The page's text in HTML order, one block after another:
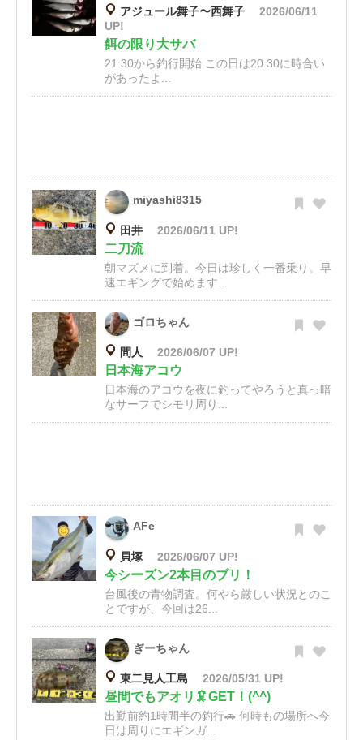
アジュール舞子〜西舞子
2026/06/11
UP!
餌の限り大サバ
21:30から釣行開始 この日は20:30に時合い
があったよ...
miyashi8315
田井 2026/06/11 UP!
二刀流
朝マズメに到着。今日は珍しく一番乗り。早
速エギングで始めます...
ゴロちゃん
間人 2026/06/07 UP!
日本海アコウ
日本海のアコウを夜に釣ってやろうと真っ暗
なサーフでシモリ周り...
AFe
貝塚 2026/06/07 UP!
今シーズン2本目のブリ！
台風後の青物調査。何やら厳しい状況とのこ
とですが、今回は26...
ぎーちゃん
東二見人工島 2026/05/31 UP!
昼間でもアオリ🦑GET！(^^)
出勤前約1時間半の釣行🚗 何時もの場所へ今
日は周りにエギンガ...